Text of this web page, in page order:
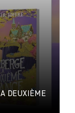
DEUXIÈME